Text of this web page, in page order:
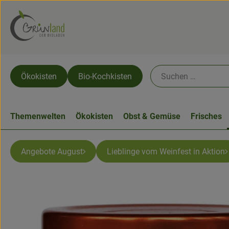
Ökokisten Bio-Kochkisten
Themenwelten Ökokisten Obst & Gemüse Frisches
Angebote August Lieblinge vom Weinfest in Aktion